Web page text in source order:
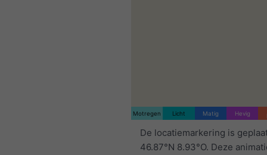
Motregen Licht Matig Hevig
De locatiemarkering is
46.87°N 8.93°O. Deze